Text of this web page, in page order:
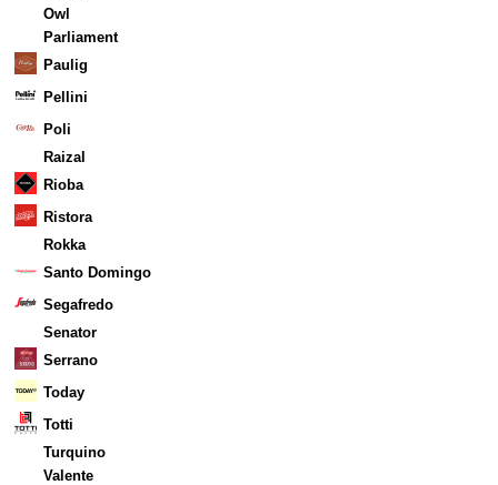
Owl
Parliament
Paulig
Pellini
Poli
Raizal
Rioba
Ristora
Rokka
Santo Domingo
Segafredo
Senator
Serrano
Today
Totti
Turquino
Valente